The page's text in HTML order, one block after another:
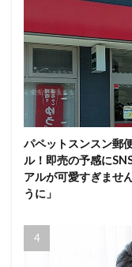
パペットスンスン郵
ル！即売の予感に
アルが可愛すぎませ
うに」